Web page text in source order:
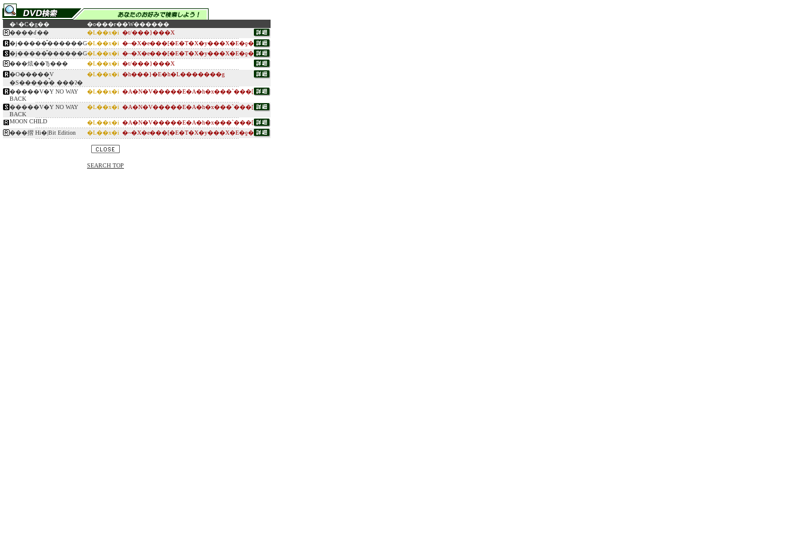
�^�C�g�� �o���ғ��W������
����ꂽ��
�L��x�i �t/���}���X
�j�����̂������G�L��x�i �~�X�e���[�E�T�X�y���X�E�ƍ�
�j�����̂������G�L��x�i �~�X�e���[�E�T�X�y���X�E�ƍ�
���炫��Ђ���
�L��x�i �t/���}���X
�O�����V
�S�����̚� ���ʔ�
�L��x�i �h���}�E�h�L�������g
�����V�Y NO WAY
BACK
�L��x�i �A�N�V�����E�A�h�x���`���[
�����V�Y NO WAY
BACK
�L��x�i �A�N�V�����E�A�h�x���`���[
MOON CHILD �L��x�i �A�N�V�����E�A�h�x���`���[
���摺 Hi�|Bit Edition
�L��x�i �~�X�e���[�E�T�X�y���X�E�ƍ�
SEARCH TOP